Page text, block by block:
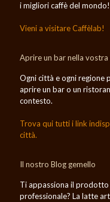
i migliori caffè del mondo!
Vieni a visitare Caffèlab!
Aprire un bar nella vostra
Ogni città e ogni regione
aprire un bar o un
contesto.
Trova qui tutti i link
città.
Il nostro Blog gemello
Ti appassiona il prodotto
professionale? La latte